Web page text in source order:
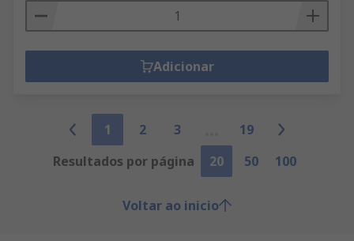
Adicionar
1 2 3
19
Resultados por página
20 50 100
Voltar ao inicio